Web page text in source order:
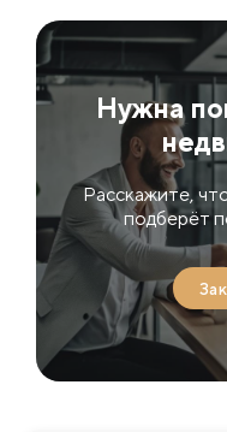
Нужна
Расскажите,
подберёт